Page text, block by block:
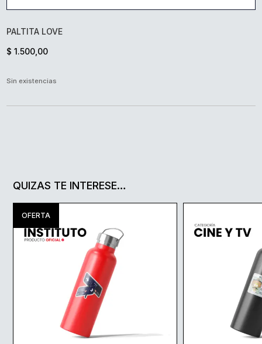
PALTITA LOVE
$ 1.500,00
Sin existencias
QUIZAS TE INTERESE…
OFERTA